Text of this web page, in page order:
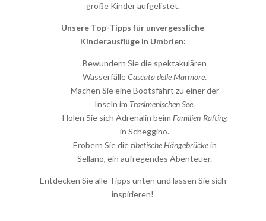
große Kinder aufgelistet.
Unsere Top-Tipps für unvergessliche
Kinderausflüge in Umbrien:
Bewundern Sie die spektakulären
WasserfälleCascata delle Marmore.
Machen Sie eine Bootsfahrt zu einer der
Inseln im Trasimenischen See.
Holen Sie sich Adrenalin beim Familien-Rafting
in Scheggino.
Erobern Sie dietibetische Hängebrückein
Sellano, ein aufregendes Abenteuer.
Entdecken Sie alle Tipps unten und lassen Sie sich
inspirieren!